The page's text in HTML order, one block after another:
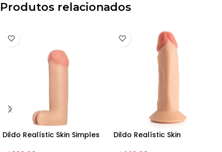
Produtos relacionados
Dildo Realístic Skin Simples
Dildo Realístic Skin